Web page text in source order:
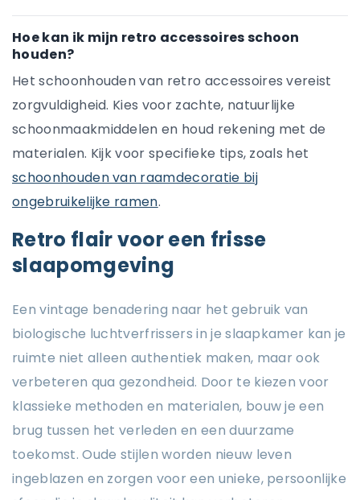
Hoe kan ik mijn retro accessoires schoon
houden?
Het schoonhouden van retro accessoires vereist
zorgvuldigheid. Kies voor zachte, natuurlijke
schoonmaakmiddelen en houd rekening met de
materialen. Kijk voor specifieke tips, zoals het
schoonhouden van raamdecoratie bij
ongebruikelijke ramen.
Retro flair voor een frisse
slaapomgeving
Een vintage benadering naar het gebruik van
biologische luchtverfrissers in je slaapkamer kan je
ruimte niet alleen authentiek maken, maar ook
verbeteren qua gezondheid. Door te kiezen voor
klassieke methoden en materialen, bouw je een
brug tussen het verleden en een duurzame
toekomst. Oude stijlen worden nieuw leven
ingeblazen en zorgen voor een unieke, persoonlijke